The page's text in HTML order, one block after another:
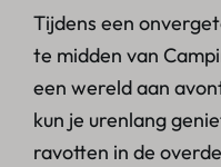
Tijdens een
te midden van
een wereld aan
kun je urenlang
ravotten in de